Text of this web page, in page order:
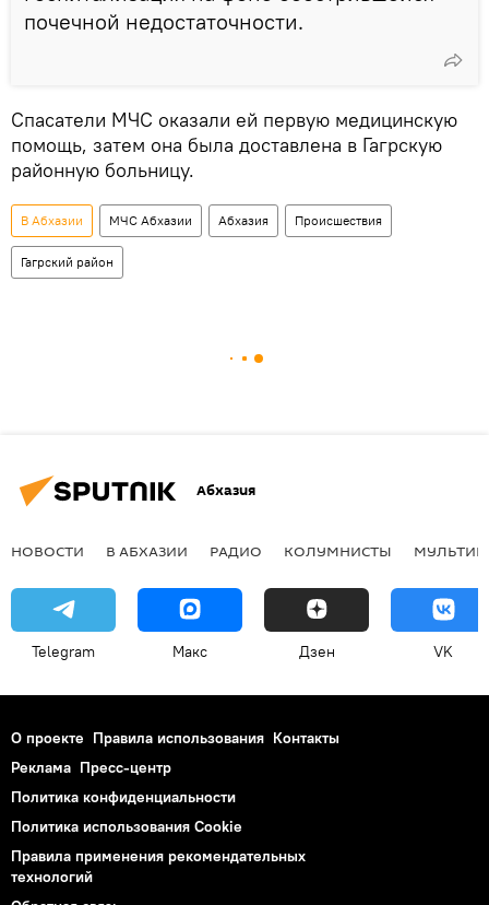
почечной недостаточности.
Спасатели МЧС оказали ей первую медицинскую
помощь, затем она была доставлена в Гагрскую
районную больницу.
В Абхазии МЧС Абхазии Абхазия Происшествия
Гагрский район
Абхазия
НОВОСТИ В АБХАЗИИ РАДИО КОЛУМНИСТЫ
Telegram Макс Дзен VK
О проекте Правила использования Контакты
Реклама Пресс-центр
Политика конфиденциальности
Политика использования Cookie
Правила применения рекомендательных
технологий